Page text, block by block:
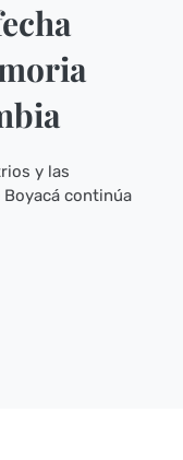
y las
continúa